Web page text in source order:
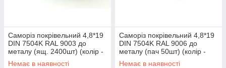
Саморіз покрівельний 4,8*19
DIN 7504K RAL 9003 до
металу (ящ. 2400шт) (колір -
білий) APRO
Немає в наявності
Саморіз покрівельний 4,8*19
DIN 7504K RAL 9006 до
металу (пач 50шт) (колір -
біло-алюмінієвий) APRO
Немає в наявності